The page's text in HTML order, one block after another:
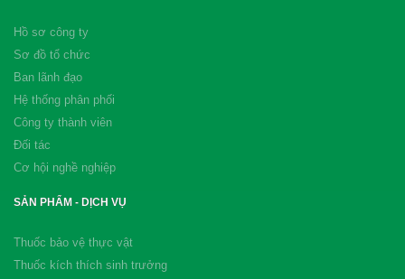
Hồ sơ công ty
Sơ đồ tổ chức
Ban lãnh đạo
Hệ thống phân phối
Công ty thành viên
Đối tác
Cơ hội nghề nghiệp
SẢN PHẨM - DỊCH VỤ
Thuốc bảo vệ thực vật
Thuốc kích thích sinh trưởng